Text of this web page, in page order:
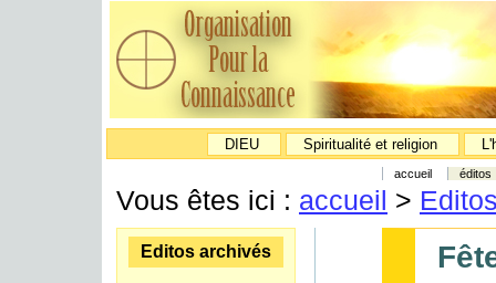
DIEU Spiritualité et religion
accueil éditos
Vous êtes ici : accueil >
Editos archivés